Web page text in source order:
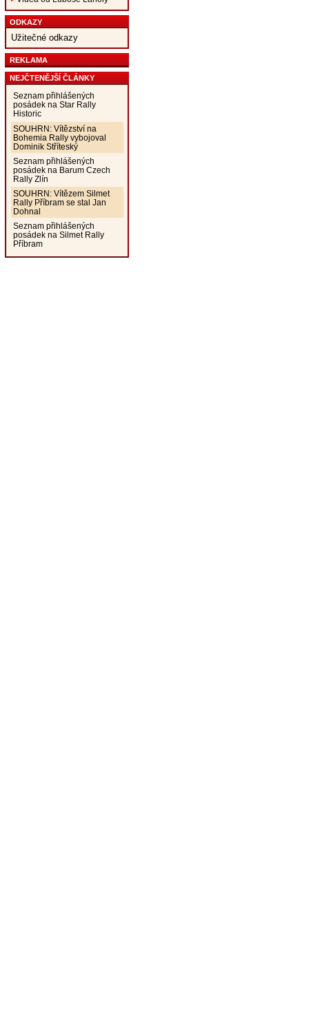
ODKAZY
Užitečné odkazy
REKLAMA
NEJČTENĚJŠÍ ČLÁNKY
Seznam přihlášených
posádek na Star Rally
Historic
SOUHRN: Vítězství na
Bohemia Rally vybojoval
Dominik Stříteský
Seznam přihlášených
posádek na Barum Czech
Rally Zlín
SOUHRN: Vítězem Silmet
Rally Příbram se stal Jan
Dohnal
Seznam přihlášených
posádek na Silmet Rally
Příbram